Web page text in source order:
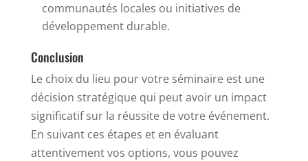
communautés locales ou initiatives de
développement durable.
Conclusion
Le choix du lieu pour votre séminaire est une
décision stratégique qui peut avoir un impact
significatif sur la réussite de votre événement.
En suivant ces étapes et en évaluant
attentivement vos options, vous pouvez